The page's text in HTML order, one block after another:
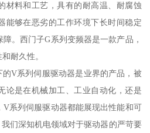
材料和工艺，具有的耐高温、耐腐蚀
能够在恶劣的工作环境下长时间稳定
。西门子G系列变频器是一款产品，
耐久性。
列伺服驱动器是业界的产品，被
论是在机械加工、工业自动化，还是
系列伺服驱动器都能展现出性能和可
们深知机电领域对于驱动器的严苛要